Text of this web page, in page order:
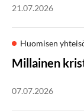
21.07.2026
Huomisen
Millainen
07.07.2026